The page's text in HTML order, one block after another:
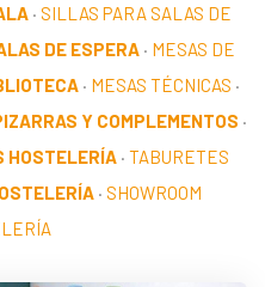
· SILLAS PARA SALAS DE
DE ESPERA · MESAS DE
· MESAS TÉCNICAS ·
Y COMPLEMENTOS ·
HOSTELERÍA · TABURETES
· SHOWROOM